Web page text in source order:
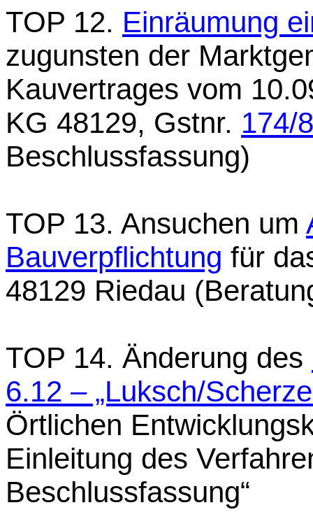
TOP 12. Einräumung
zugunsten der
Kauvertrages vom
KG 48129, Gstnr. 174/8
Beschlussfassung)
TOP 13. Ansuchen um
Bauverpflichtung für
48129 Riedau
TOP 14. Änderung des
6.12 – „Luksch/
Örtlichen
Einleitung des
Beschlussfassung“